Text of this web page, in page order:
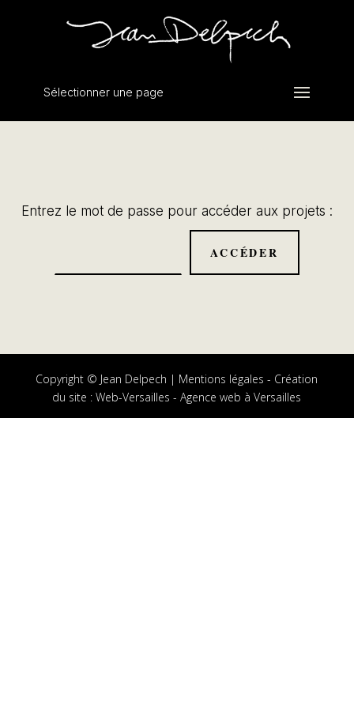
Sélectionner une page
Entrez le mot de passe pour accéder aux projets :
Copyright © Jean Delpech | Mentions légales - Création
du site :Web-Versailles - Agence web à Versailles